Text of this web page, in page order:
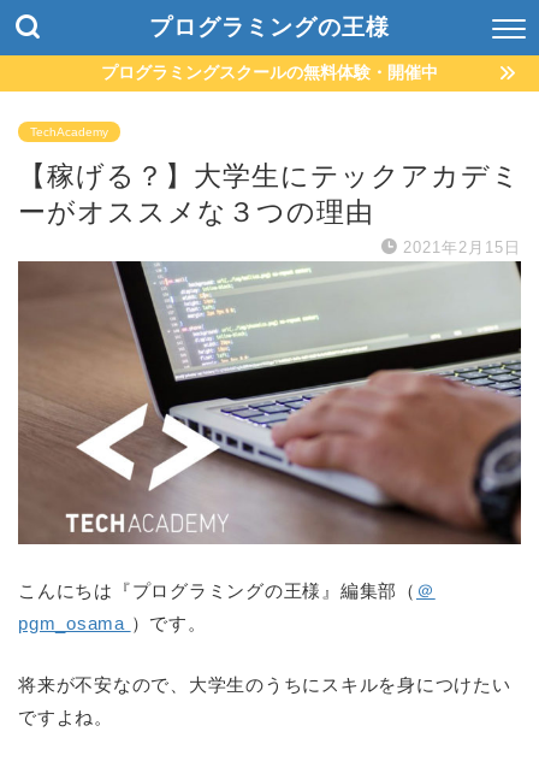
プログラミングの王様
プログラミングスクールの無料体験・開催中
TechAcademy
【稼げる？】大学生にテックアカデミ
ーがオススメな３つの理由
2021年2月15日
こんにちは『プログラミングの王様』編集部（ ＠
pgm_osama ）です。
将来が不安なので、大学生のうちにスキルを身につけたい
ですよね。